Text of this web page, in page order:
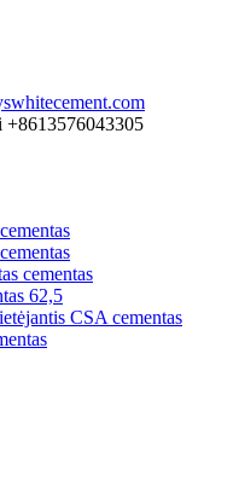
+8613576043305
cementas
62,5
CSA cementas